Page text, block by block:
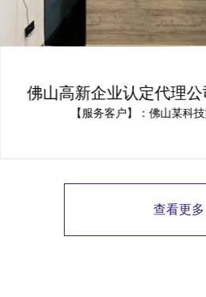
江门市高新技术企业认定
讯为企业提供解
【报价说明】：广东科讯需结合公
度、文献整理情况来确认江门市高新
预测规划项目安排。
查看更多